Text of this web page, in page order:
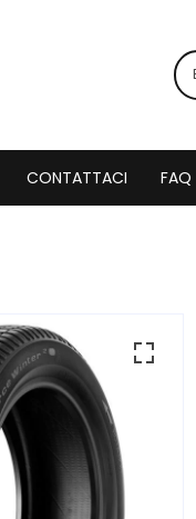
CONTATTACI FAQ